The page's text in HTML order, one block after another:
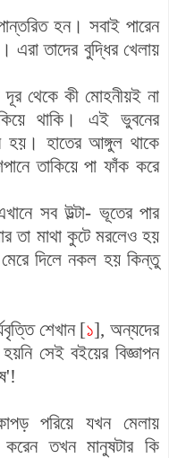
হন। সবাই পারেন
তাদের বুদ্ধির খেলায়
দূর থেকে কী মোহনীয়ই না
থাকি। এই ভুবনের
হয়। হাতের আঙ্গুল থাকে
তাকিয়ে পা ফাঁক করে
সব উল্টা- ভূতের পার
তা মাথা কুটে মরলেও হয়
দিলে নকল হয় কিন্তু
শেখান [১], অন্যদের
সেই বইয়ের বিজ্ঞাপন
পরিয়ে যখন মেলায়
তখন মানুষটার কি